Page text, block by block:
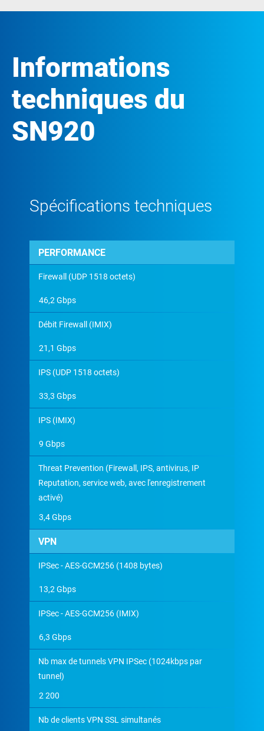
Informations
techniques du
SN920
Spécifications techniques
PERFORMANCE
Firewall (UDP 1518 octets)
46,2 Gbps
Débit Firewall (IMIX)
21,1 Gbps
IPS (UDP 1518 octets)
33,3 Gbps
IPS (IMIX)
9 Gbps
Threat Prevention (Firewall, IPS, antivirus, IP
Reputation, service web, avec l'enregistrement
activé)
3,4 Gbps
VPN
IPSec - AES-GCM256 (1408 bytes)
13,2 Gbps
IPSec - AES-GCM256 (IMIX)
6,3 Gbps
Nb max de tunnels VPN IPSec (1024kbps par
tunnel)
2 200
Nb de clients VPN SSL simultanés